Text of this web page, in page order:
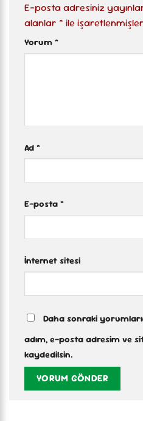
E-posta adresiniz
alanlar * ile
Yorum *
Ad *
E-posta *
İnternet sitesi
Daha sonraki
adım, e-posta adresim ve
kaydedilsin.